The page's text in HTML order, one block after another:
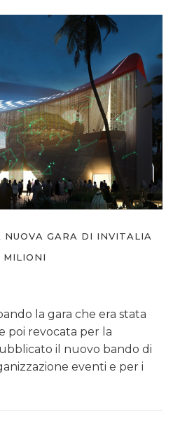
GARA DI INVITALIA
MILIONI
la gara che era stata
poi revocata per la
il nuovo bando di
eventi e per i